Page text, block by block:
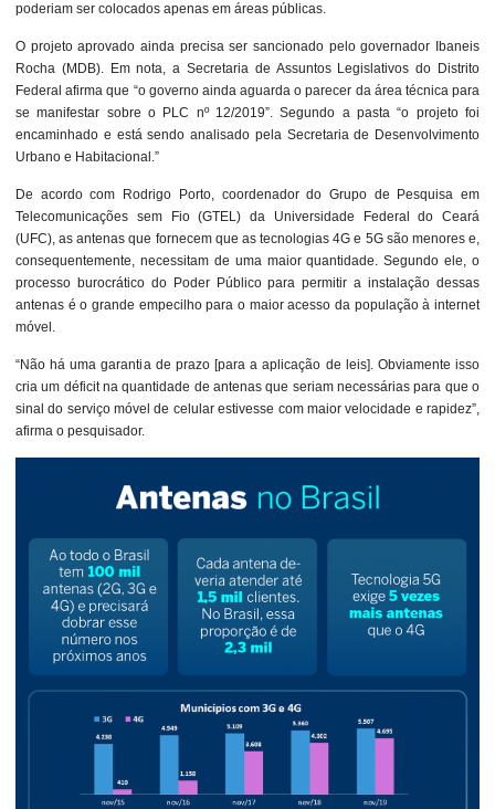
poderiam ser colocados apenas em áreas públicas.
O projeto aprovado ainda precisa ser sancionado pelo governador Ibaneis
Rocha (MDB). Em nota, a Secretaria de Assuntos Legislativos do Distrito
Federal afirma que “o governo ainda aguarda o parecer da área técnica para
se manifestar sobre o PLC nº 12/2019”. Segundo a pasta “o projeto foi
encaminhado e está sendo analisado pela Secretaria de Desenvolvimento
Urbano e Habitacional.”
De acordo com Rodrigo Porto, coordenador do Grupo de Pesquisa em
Telecomunicações sem Fio (GTEL) da Universidade Federal do Ceará
(UFC), as antenas que fornecem que as tecnologias 4G e 5G são menores e,
consequentemente, necessitam de uma maior quantidade. Segundo ele, o
processo burocrático do Poder Público para permitir a instalação dessas
antenas é o grande empecilho para o maior acesso da população à internet
móvel.
“Não há uma garantia de prazo [para a aplicação de leis]. Obviamente isso
cria um déficit na quantidade de antenas que seriam necessárias para que o
sinal do serviço móvel de celular estivesse com maior velocidade e rapidez”,
afirma o pesquisador.